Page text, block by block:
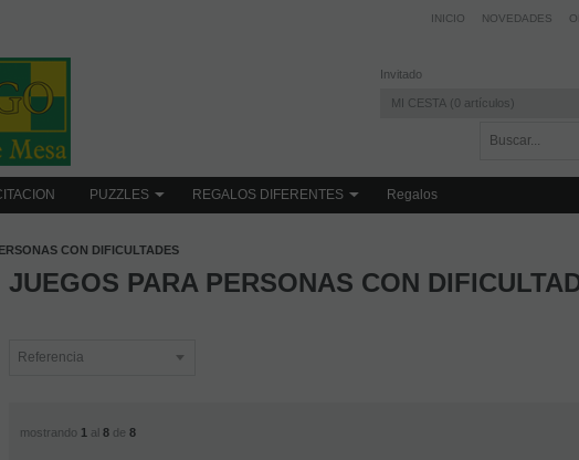
Invitado
MI CESTA 0 artículos
INICIO NOVEDADES
PUZZLES REGALOS DIFERENTES Regalos
CON DIFICULTADES
JUEGOS PARA PERSONAS CON
mostrando 1 al8 de8